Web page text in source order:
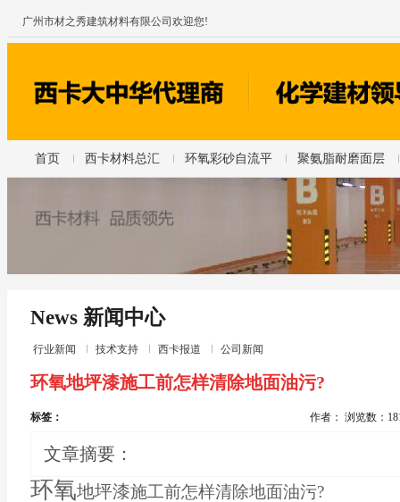
广州市材之秀建筑材料有限公司欢迎您!
首页 西卡材料总汇 环氧彩砂自流平 聚氨脂耐磨面层
News 新闻中心
行业新闻 技术支持 西卡报道 公司新闻
环氧地坪漆施工前怎样清除地面油污?
标签： 作者： 浏览数：
文章摘要：
环氧地坪漆施工前怎样清除地面油污?